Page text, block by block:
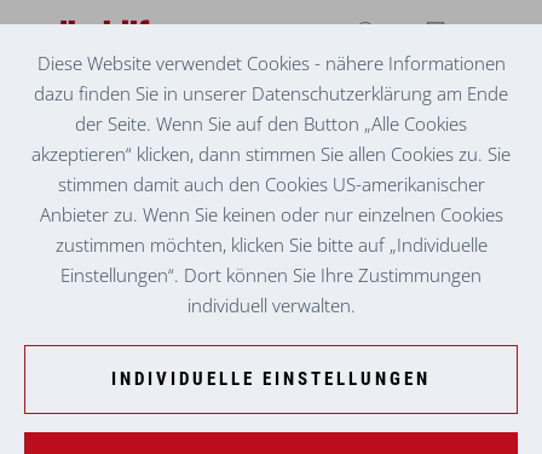
JOBS MIT ZUKUNFT
MANAGEMENT UND VERWALTUNG
Zusammenstehen in stürmischen Zeiten
Wir sind auch in herausfordernden Zeiten auf der Suche
nach Volkshelfer:innen, bieten Ihnen einen sicheren
Arbeitsplatz und legen besonderen Wert auf Ihre Gesundheit
und persönliche Sicherheit.
Diese Website verwendet Cookies - nähere Informationen
dazu finden Sie in unserer Datenschutzerklärung am Ende
der Seite. Wenn Sie auf den Button „Alle Cookies
akzeptieren“ klicken, dann stimmen Sie allen Cookies zu. Sie
stimmen damit auch den Cookies US-amerikanischer
Anbieter zu. Wenn Sie keinen oder nur einzelnen Cookies
zustimmen möchten, klicken Sie bitte auf „Individuelle
Einstellungen“. Dort können Sie Ihre Zustimmungen
individuell verwalten.
INDIVIDUELLE EINSTELLUNGEN